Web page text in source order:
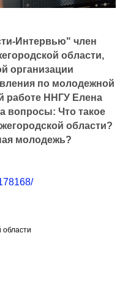
Интервью" член
области,
организации
по молодежной
работе ННГУ Елена
вопросы: Что такое
области?
молодежь?